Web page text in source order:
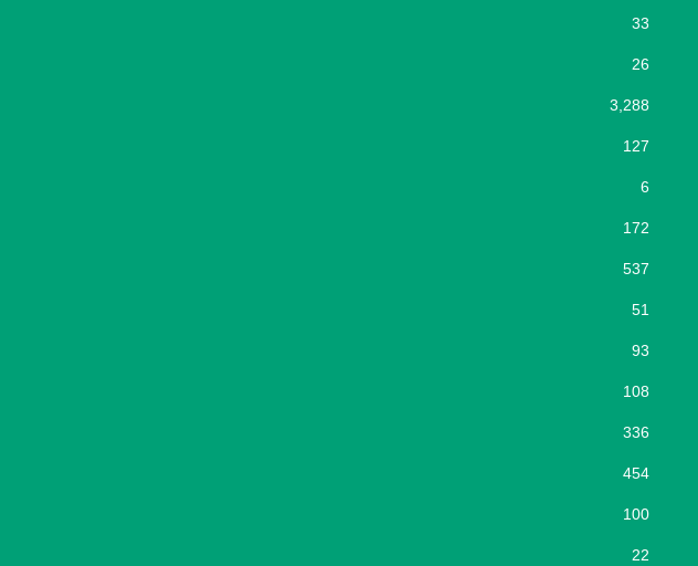
33
26
3,288
127
6
172
537
51
93
108
336
454
100
22